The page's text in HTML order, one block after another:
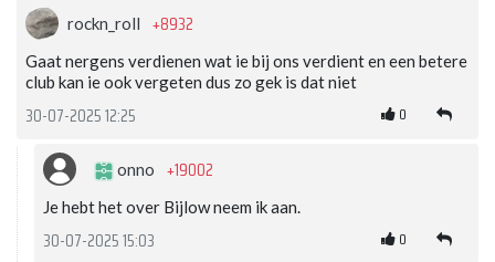
rockn_roll +8932
Gaat nergens verdienen wat ie bij ons verdient en een betere
club kan ie ook vergeten dus zo gek is dat niet
30-07-2025 12:25 0
onno +19002
Je hebt het over Bijlow neem ik aan.
30-07-2025 15:03 0